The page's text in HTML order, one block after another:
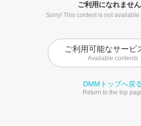
ご利用になれません
Sorry! This content is not
ご利用可能なサービ
Available contents
DMMトップへ戻
Return to the top